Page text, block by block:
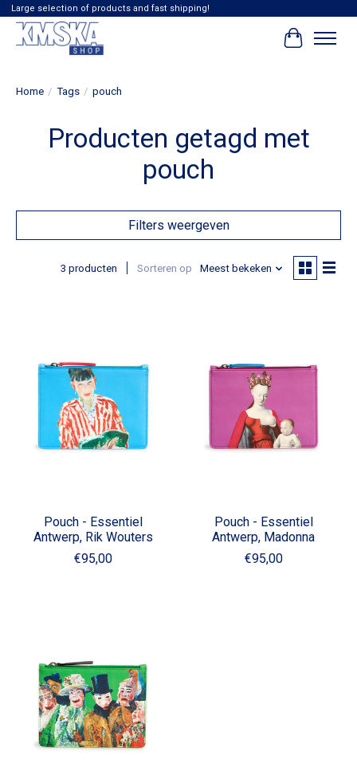
Large selection of products and fast shipping!
Home / Tags / pouch
Producten getagd met
pouch
Filters weergeven
3 producten Sorteren op Meest bekeken
Pouch - Essentiel
Antwerp, Rik Wouters
€95,00
Pouch - Essentiel
Antwerp, Madonna
€95,00